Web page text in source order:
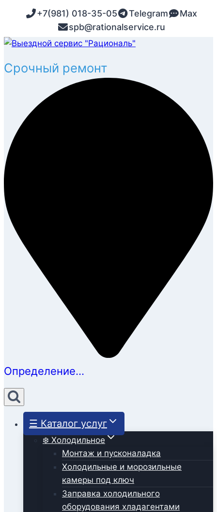
Перейти
содержимому
+7(981) 018-35-05 Telegram
Max
spb@rationalservice.ru
Запчасти и расходники
Определение...
☰ Каталог услуг
❄️ Холодильное
Монтаж и пусконаладка
Холодильные и морозильные
камеры под ключ
Заправка холодильного
оборудования хладагентами